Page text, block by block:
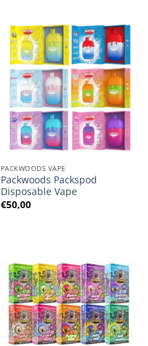
PACKWOODS VAPE
Packwoods Packspod
Disposable Vape
€50,00